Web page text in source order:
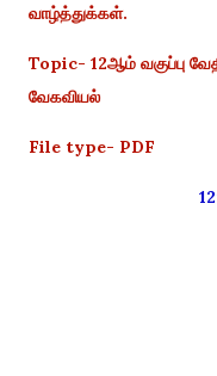
வாழ்த்துக்கள்.
Topic- 12ஆம் வகுப்பு
வேகவியல்
File type- PDF